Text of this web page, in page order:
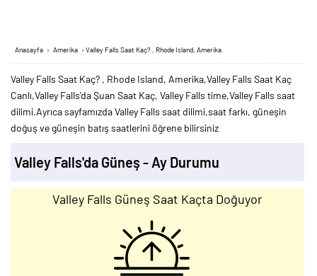
Anasayfa › Amerika › Valley Falls Saat Kaç? , Rhode Island, Amerika
Valley Falls Saat Kaç? , Rhode Island, Amerika,Valley Falls Saat Kaç
Canlı,Valley Falls'da Şuan Saat Kaç, Valley Falls time,Valley Falls saat
dilimi.Ayrıca sayfamızda Valley Falls saat dilimi,saat farkı, güneşin
doğuş ve güneşin batış saatlerini öğrene bilirsiniz
Valley Falls'da Güneş - Ay Durumu
Valley Falls Güneş Saat Kaçta Doğuyor